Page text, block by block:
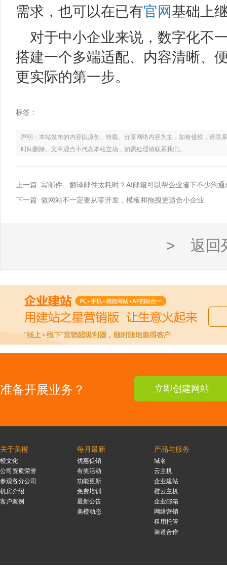
需求，也可以在已有官网基础上
对于中小企业来说，数字化不
搭建一个多端适配、内容清晰、
更实际的第一步。
标签：
声明：本站发布的内容以原创、转载、分享网络内容为主，如有侵权，请
时间删除。文章观点不代表本站立场，如需处理请联系我们。
上一篇 写邮件、翻译邮件太耗时？AI邮箱可以帮企业省下不少沟通
下一篇 做网站不一定要从零开发，模板和拖拽更适合小企业
> 返回
准备开展业务？ 立即创建网站
关于美橙
橙文化
公司资质荣誉
参观各分公司
机房介绍
客户案例
每月最新
优惠促销
有奖活动
功能更新
免费培训
最新公告
美橙动态
产品与服务
域名
云主机
企业建站
橙云主机
企业邮箱
网络营销
租用托管
渠道合作